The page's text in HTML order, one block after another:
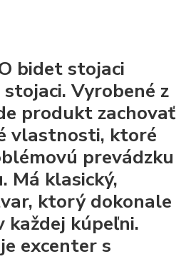
bidet stojaci
Vyrobené z
produkt zachovať
vlastnosti, ktoré
prevádzku
Má klasický,
ktorý dokonale
kúpeľni.
excenter s